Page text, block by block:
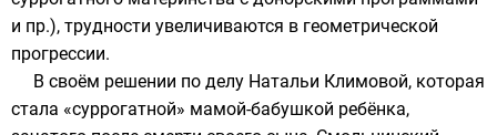
и пр.), трудности увеличиваются в геометрической
прогрессии.
В своём решении по делу Натальи Климовой, которая
стала «суррогатной» мамой-бабушкой ребёнка,